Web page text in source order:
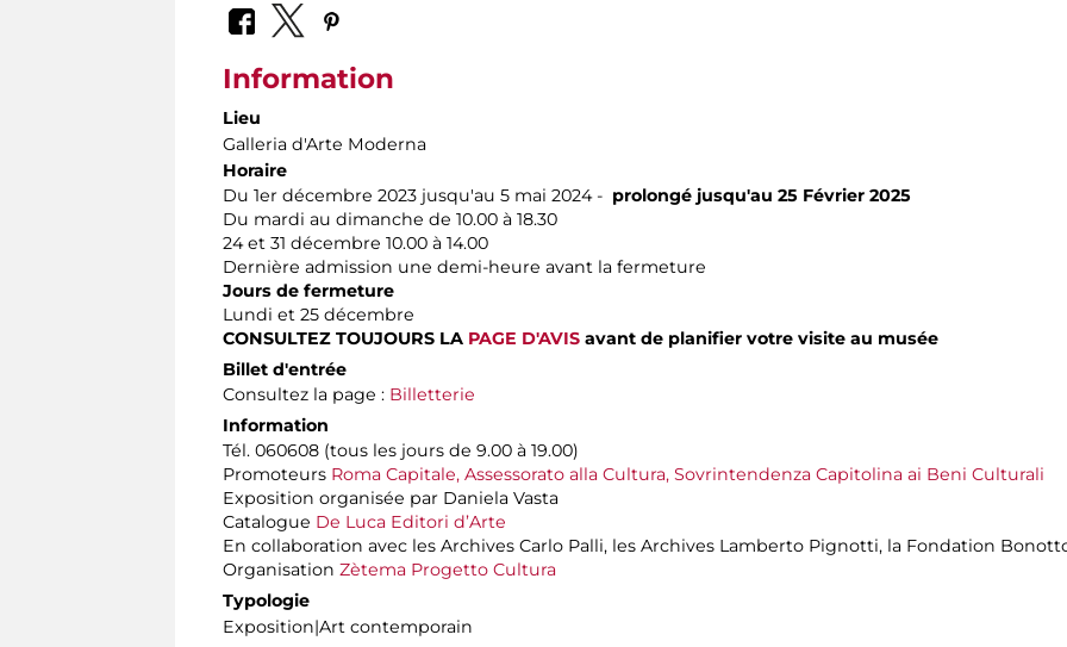
Information
Lieu
Galleria d'Arte Moderna
Horaire
Du 1er décembre 2023 jusqu'au 5 mai 2024 - prolongé jusqu'au 25 Février 2025
Du mardi au dimanche de 10.00 à 18.30
24 et 31 décembre 10.00 à 14.00
Dernière admission une demi-heure avant la fermeture
Jours de fermeture
Lundi et 25 décembre
CONSULTEZ TOUJOURS LA PAGE D'AVIS avant de planifier votre visite au musée
Billet d'entrée
Consultez la page : Billetterie
Information
Tél. 060608 (tous les jours de 9.00 à 19.00)
Promoteurs Roma Capitale, Assessorato alla Cultura, Sovrintendenza Capitolina ai Beni Culturali
Exposition organisée par Daniela Vasta
Catalogue De Luca Editori d’Arte
En collaboration avec les Archives Carlo Palli, les Archives Lamberto Pignotti, la Fondation
Organisation Zètema Progetto Cultura
Typologie
Exposition|Art contemporain